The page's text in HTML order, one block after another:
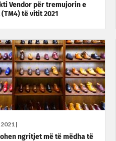
Vendor për tremujorin e
të vitit 2021
|
ngritjet më të mëdha të